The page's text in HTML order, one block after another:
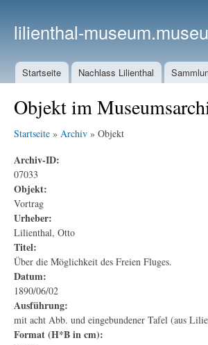
lilienthal-
Startseite Nachlass Lilienthal
Objekt im
Startseite » Archiv » Objekt
Archiv-ID:
07033
Objekt:
Vortrag
Urheber:
Lilienthal, Otto
Titel:
Über die Möglichkeit des Freien Fluges.
Datum:
1890/06/02
Ausführung:
mit acht Abb. und eingebundener Tafel (aus
Format (H*B in cm):